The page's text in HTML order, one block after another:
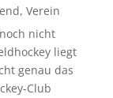
, Verein
nicht
liegt
genau das
Club